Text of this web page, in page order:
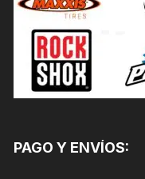
PAGO Y ENVÍOS: